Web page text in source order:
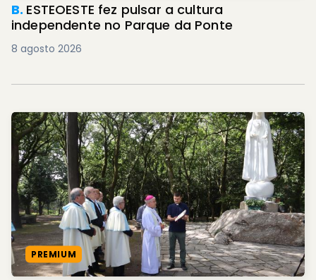
B. ESTEOESTE fez pulsar a cultura
independente no Parque da Ponte
8 agosto 2026
PREMIUM